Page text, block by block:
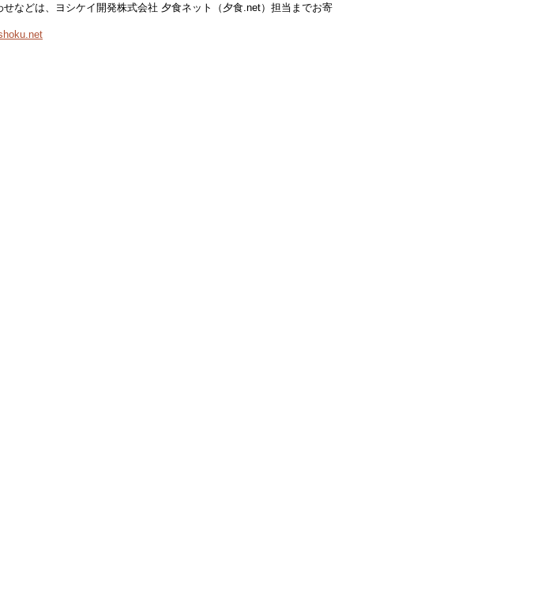
などは、ヨシケイ開発株式会社 夕食ネット（夕食.net）担当までお寄